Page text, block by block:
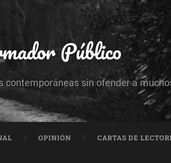
Público
contemporáneas sin ofender a
OPINIÓN CARTAS DE